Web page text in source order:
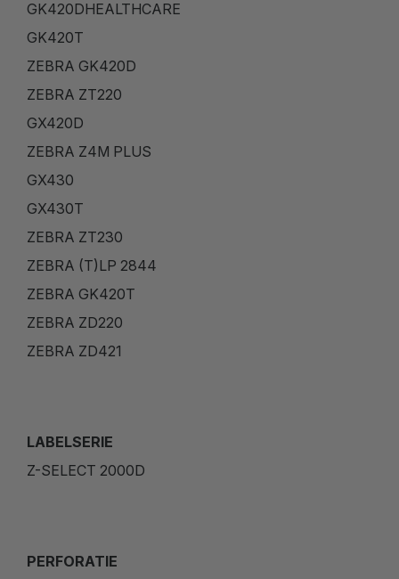
GK420DHEALTHCARE
GK420T
ZEBRA GK420D
ZEBRA ZT220
GX420D
ZEBRA Z4M PLUS
GX430
GX430T
ZEBRA ZT230
ZEBRA (T)LP 2844
ZEBRA GK420T
ZEBRA ZD220
ZEBRA ZD421
LABELSERIE
Z-SELECT 2000D
PERFORATIE